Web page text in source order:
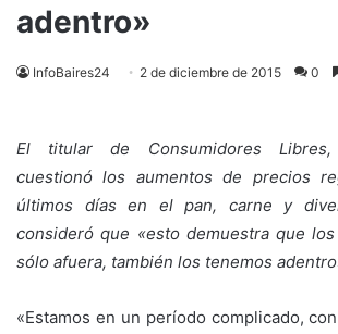
adentro»
InfoBaires24 2 de diciembre de 2015 0
El titular de Consumidores
cuestionó los aumentos de precios
últimos días en el pan, carne y
consideró que «esto demuestra que
sólo afuera, también los tenemos
«Estamos en un período complicado,